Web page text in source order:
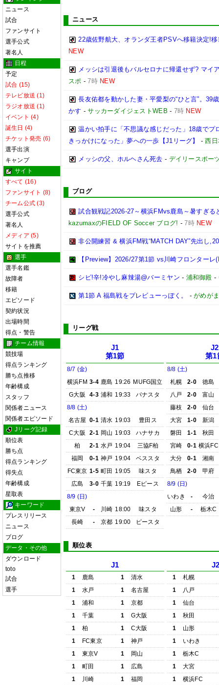
ニュース
試合
ファンサイト
選手公式
著名人
日程
予定
試合 (15)
テレビ放送 (1)
ラジオ放送 (1)
イベント (4)
誕生日 (4)
チケット発売 (6)
選手出演
キャンプ
サイト
すべて (16)
ファンサイト (8)
チーム公式 (3)
選手公式
著名人
メディア (5)
サイトを推薦
選手
選手名鑑
故障者
移籍
エピソード
契約状況
出場時間
得点・警告
チーム情報
競技場
得点ランキング
勝ち点推移
年齢構成
スタッフ
関係者ニュース
関係者エピソード
Jリーグ記録
順位表
勝ち点
得点ランキング
得失点
年齢構成
星取表
キーワード
プレスリリース
ニュース
ブログ
データ・その他
ダウンロード
toto
試合
選手
ニュース
22歳佐野航大、オランダ王者PSVへ移籍決定!
NEW
メッシは引退後もバルセロナに帰還せず? マイ
スポ -7時 NEW
長友佑都を動かした妻・平愛梨の“ひと言”。39
かす -サッカーダイジェストWEB - 7時 NEW
温かい拍手に「不思議な感じだった」18歳で
きっかけになった」夢への一歩【J1リーグ】
-西
メッシの父、ホルヘさん死去 - デイリースポー
ブログ
試合観戦記2026-27～横浜FMvs鹿島～暑すぎ
kazumaxのFIELD OF Soccer ブログ! -7時 NEW
非公開練習 & 横浜FM戦“MATCH DAY”先出し
【Preview】2026/27第1節 vs川崎フロンターレ
シビ!辛!冷やし麻辣湯@バーミヤン - 浦和御殿 -
第1節 A 福島戦をプレビューっぽく。 -がめが
リーグ戦
J1
第1節
8/7 (金)
横浜FM 3-4 鹿島 19:26 MUFG国立
G大阪
4-3 浦和 19:33
パナスタ
8/8 (土)
名古屋 0-1 清水 19:03
豊田ス
C大阪
2-1 岡山 19:03
ハナサカ
柏
2-1 水戸 19:04
三協F柏
福岡
0-1 神戸 19:04
ベススタ
FC東京 1-5 町田 19:05
味スタ
広島
3-0 千葉 19:19
Eピース
8/9 (日)
東京V
- 川崎 18:00
味スタ
長崎
- 京都 19:00 ピースタ
J2
第1
8/8 (土)
札幌
2-0
徳島
八戸
2-0
富山
藤枝
2-0
仙台
大宮
1-0
新潟
磐田
1-1
秋田
宮崎
0-1 横浜FC
大分
0-1
湘南
鳥栖
2-0
甲府
8/9 (日)
いわき
-
今治
山形
- 栃木C
順位表
J1
1 鹿島 1
清水
1
水戸 1
名古屋
1
浦和 1
京都
1
千葉 1
G大阪
1
柏 1
C大阪
1
FC東京 1
神戸
1
東京V 1
岡山
1
町田 1
広島
1
川崎 1
福岡
1
札幌
1
八戸
1
仙台
1
秋田
1
山形
1
いわき
1
栃木C
1
大宮
1
横浜FC